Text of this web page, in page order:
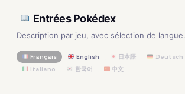
Entrées Pokédex
Description par jeu, avec sélection de langue.
Français English 日本語 Deutsch
Italiano
한국어 中文